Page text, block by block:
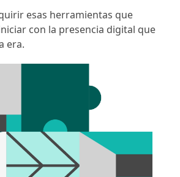
esas herramientas que
con la presencia digital que
era.